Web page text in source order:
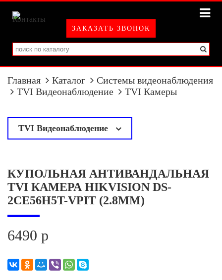
ЗАКАЗАТЬ ЗВОНОК
Главная Каталог
Системы видеонаблюдения
TVI Видеонаблюдение
TVI Камеры
TVI Видеонаблюдение
TVI Регистраторы
КУПОЛЬНАЯ АНТИВАНДАЛЬНАЯ
TVI КАМЕРА HIKVISION DS-
2CE56H5T-VPIT (2.8MM)
6490 р